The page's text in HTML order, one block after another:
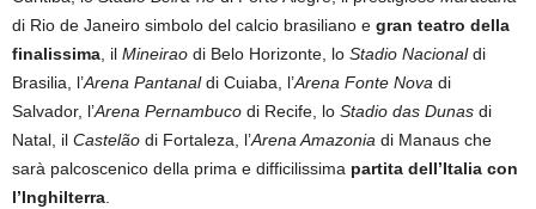
di Rio de Janeiro simbolo del calcio brasiliano e gran teatro della
finalissima, il Mineirao di Belo Horizonte, lo Stadio Nacionaldi
Brasilia, l’Arena Pantanaldi Cuiaba, l’Arena Fonte Nova di
Salvador, l’Arena Pernambuco di Recife, lo Stadio das Dunas di
Natal, il Castelão di Fortaleza, l’Arena Amazonia di Manaus che
sarà palcoscenico della prima e difficilissima partita dell’Italia con
l’Inghilterra.